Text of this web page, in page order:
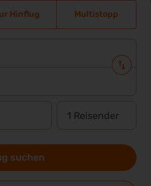
Hinflug Multistopp
suchen